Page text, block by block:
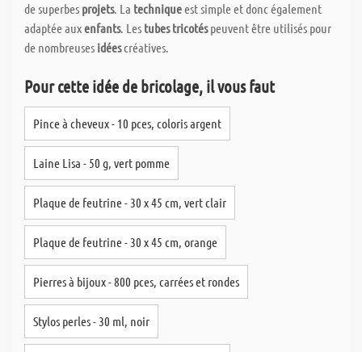
de superbes projets. La techniqueest simple et donc également
adaptée auxenfants. Les tubes tricotéspeuvent être utilisés pour
de nombreuses idéescréatives.
Pour cette idée de bricolage, il vous faut
Pince à cheveux - 10 pces, coloris argent
Laine Lisa - 50 g, vert pomme
Plaque de feutrine - 30 x 45 cm, vert clair
Plaque de feutrine - 30 x 45 cm, orange
Pierres à bijoux - 800 pces, carrées et rondes
Stylos perles - 30 ml, noir